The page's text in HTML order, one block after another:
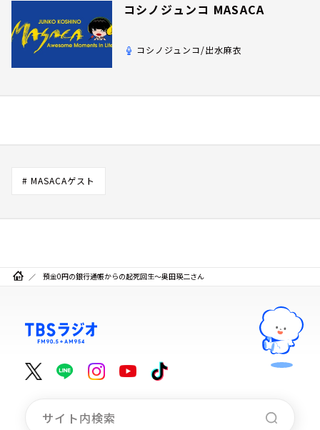
コシノジュンコ MASACA
コシノジュンコ/出水麻衣
# MASACAゲスト
預金0円の銀行通帳からの起死回生～奥田瑛二さん